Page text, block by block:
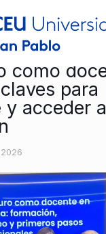
como
para
acceder